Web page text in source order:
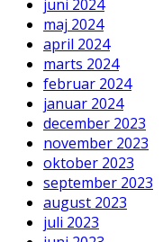
juni 2024
maj 2024
april 2024
marts 2024
februar 2024
januar 2024
december 2023
november 2023
oktober 2023
september 2023
august 2023
juli 2023